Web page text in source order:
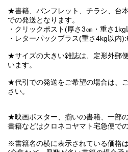
★書籍、パンフレット、チラシ、台
での発送となります。
・クリックポスト(厚さ3㎝・重さ
・レターパックプラス(重さ4kg以内
★サイズの大きい雑誌は、定形外郵
います。
★代引での発送をご希望の場合は、
さい。
★映画ポスター、揃いの書籍、一部
書籍などはクロネコヤマト宅急便で
※書籍名の横に表示されている価格